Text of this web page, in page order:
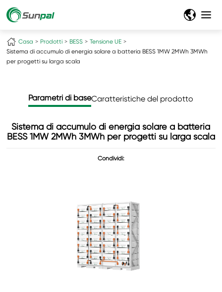
Casa Prodotti BESS
Tensione UE
Sistema di accumulo di energia solare a batteria BESS 1MW 2MWh 3MWh
per progetti su larga scala
Parametri di baseCaratteristiche del prodotto
Sistema di accumulo di energia solare a batteria
BESS 1MW 2MWh 3MWh per progetti su larga scala
Condividi: